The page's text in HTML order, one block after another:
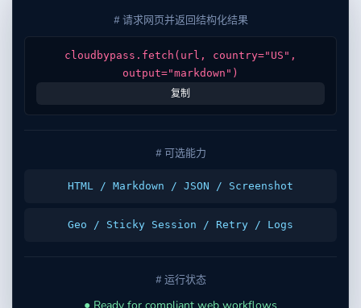
# 请求网页并返回结构化结果
cloudbypass.fetch(url, country="US",
output="markdown")
复制
# 可选能力
HTML / Markdown / JSON / Screenshot
Geo / Sticky Session / Retry / Logs
# 运行状态